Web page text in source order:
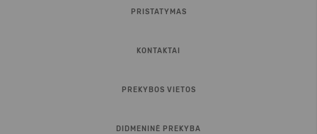
PRISTATYMAS
KONTAKTAI
PREKYBOS VIETOS
DIDMENINĖ PREKYBA